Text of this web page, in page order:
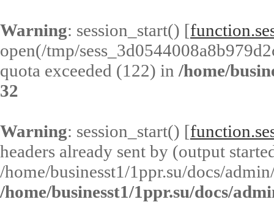
Warning: session_start() [
open(/tmp/
quota exceeded (122) in /home/
32
Warning: session_start() [
headers already sent by (output
/home/businesst1/1ppr.su/docs/
/home/businesst1/1ppr.su/docs/